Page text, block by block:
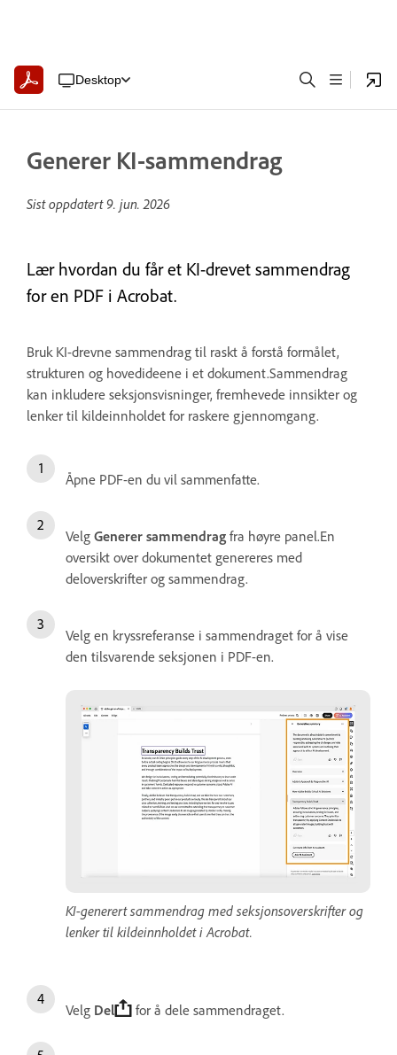
Desktop
Generer KI-sammendrag
Sist oppdatert9. jun. 2026
Lær hvordan du får et KI-drevet sammendrag
for en PDF i Acrobat.
Bruk KI-drevne sammendrag til raskt å forstå formålet,
strukturen og hovedideene i et dokument.Sammendrag
kan inkludere seksjonsvisninger, fremhevede innsikter og
lenker til kildeinnholdet for raskere gjennomgang.
Åpne PDF-en du vil sammenfatte.
Velg Generer sammendrag fra høyre panel.En
oversikt over dokumentet genereres med
deloverskrifter og sammendrag.
Velg en kryssreferanse i sammendraget for å vise
den tilsvarende seksjonen i PDF-en.
KI-generert sammendrag med seksjonsoverskrifter og
lenker til kildeinnholdet i Acrobat.
Velg Del for å dele sammendraget.